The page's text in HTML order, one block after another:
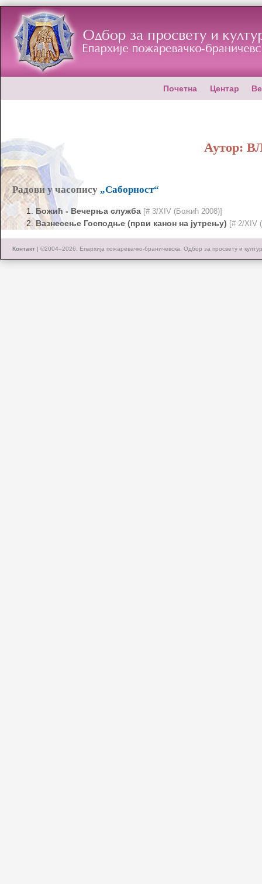
Почетна Центар
Аутор:
Радови у часопису „Саборност“
Божић - Вечерња служба [# 3/XIV (Божић 2008)]
Вазнесење Господње (први канон на јутрењу) [# 2/XIV
Контакт | ©2004–2026. Епархија пожаревачко-браничевска, Одбор за просвету и